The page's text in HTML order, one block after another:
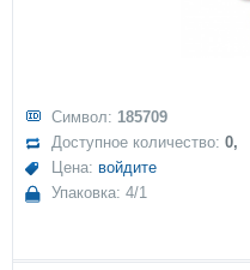
Символ: 185709
Доступное количество:0,
Цена: войдите
Упаковка: 4/1